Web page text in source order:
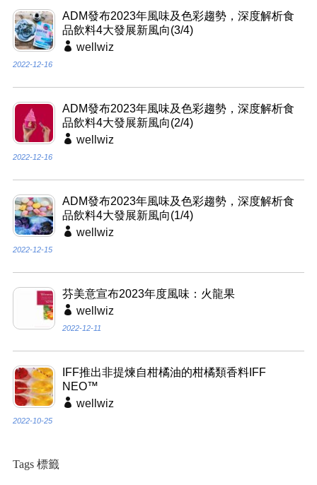
ADM發布2023年風味及色彩趨勢，深度解析食
品飲料4大發展新風向(3/4)
wellwiz
2022-12-16
ADM發布2023年風味及色彩趨勢，深度解析食
品飲料4大發展新風向(2/4)
wellwiz
2022-12-16
ADM發布2023年風味及色彩趨勢，深度解析食
品飲料4大發展新風向(1/4)
wellwiz
2022-12-15
芬美意宣布2023年度風味：火龍果
wellwiz
2022-12-11
IFF推出非提煉自柑橘油的柑橘類香料IFF
NEO™
wellwiz
2022-10-25
Tags 標籤